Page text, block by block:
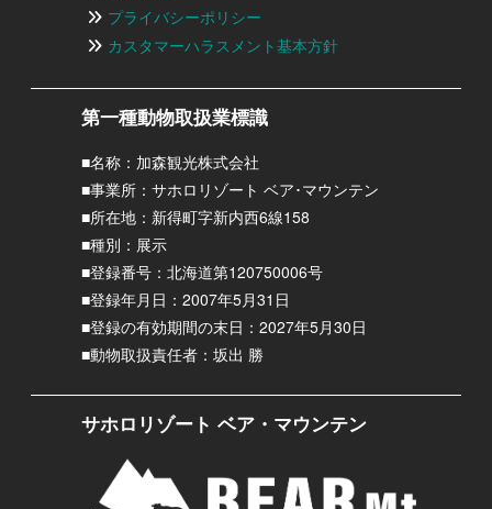
プライバシーポリシー
カスタマーハラスメント基本方針
第一種動物取扱業標識
■名称：加森観光株式会社
■事業所：サホロリゾート ベア･マウンテン
■所在地：新得町字新内西6線158
■種別：展示
■登録番号：北海道第120750006号
■登録年月日：2007年5月31日
■登録の有効期間の末日：2027年5月30日
■動物取扱責任者：坂出 勝
サホロリゾート ベア・マウンテン